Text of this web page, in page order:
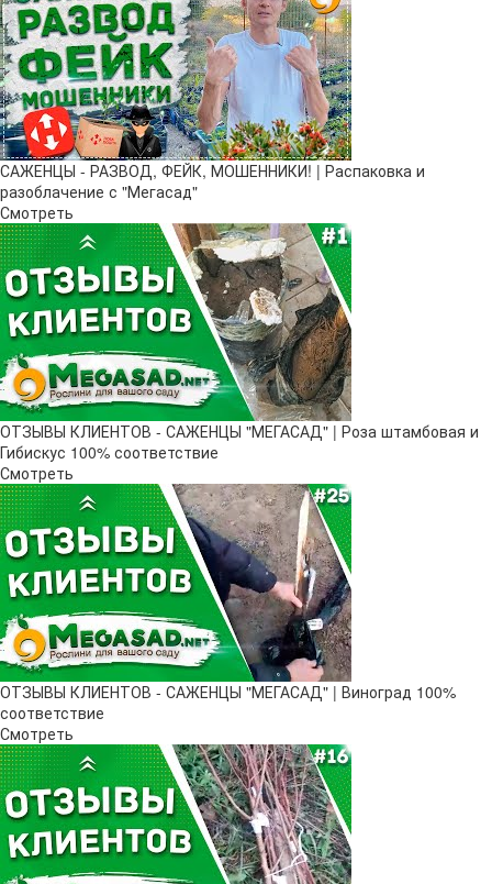
САЖЕНЦЫ - РАЗВОД, ФЕЙК, МОШЕННИКИ! | Распаковка и
разоблачение с "Мегасад"
Смотреть
ОТЗЫВЫ КЛИЕНТОВ - САЖЕНЦЫ "МЕГАСАД" | Роза штамбовая и
Гибискус 100% соответствие
Смотреть
ОТЗЫВЫ КЛИЕНТОВ - САЖЕНЦЫ "МЕГАСАД" | Виноград 100%
соответствие
Смотреть